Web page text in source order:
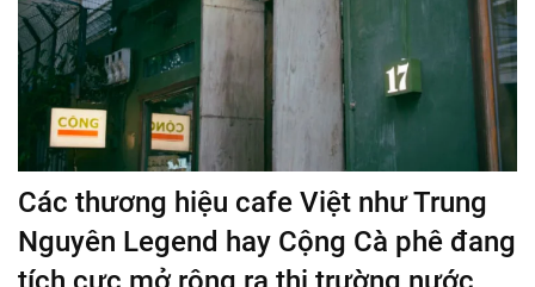
Các thương hiệu cafe Việt như Trung
Nguyên Legend hay Cộng Cà phê đang